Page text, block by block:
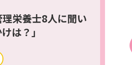
理栄養士8人に聞い
は？」